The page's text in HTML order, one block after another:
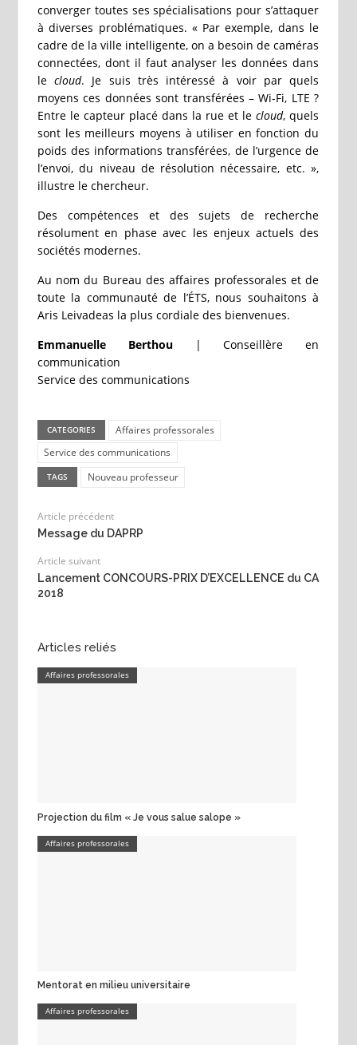
converger toutes ses spécialisations pour s’attaquer
à diverses problématiques. « Par exemple, dans le
cadre de la ville intelligente, on a besoin de caméras
connectées, dont il faut analyser les données dans
lecloud. Je suis très intéressé à voir par quels
moyens ces données sont transférées – Wi-Fi, LTE ?
Entre le capteur placé dans la rue et lecloud, quels
sont les meilleurs moyens à utiliser en fonction du
poids des informations transférées, de l’urgence de
l’envoi, du niveau de résolution nécessaire, etc. »,
illustre le chercheur.
Des compétences et des sujets de recherche
résolument en phase avec les enjeux actuels des
sociétés modernes.
Au nom du Bureau des affaires professorales et de
toute la communauté de l’ÉTS, nous souhaitons à
Aris Leivadeas la plus cordiale des bienvenues.
Emmanuelle Berthou| Conseillère en
communication
Service des communications
CATEGORIES
Affaires professorales
Service des communications
TAGS Nouveau professeur
Article précédent
Message du DAPRP
Article suivant
Lancement CONCOURS-PRIX D’EXCELLENCE du CA
2018
Articles reliés
Affaires professorales
Projection du film « Je vous salue salope »
Affaires professorales
Mentorat en milieu universitaire
Affaires professorales